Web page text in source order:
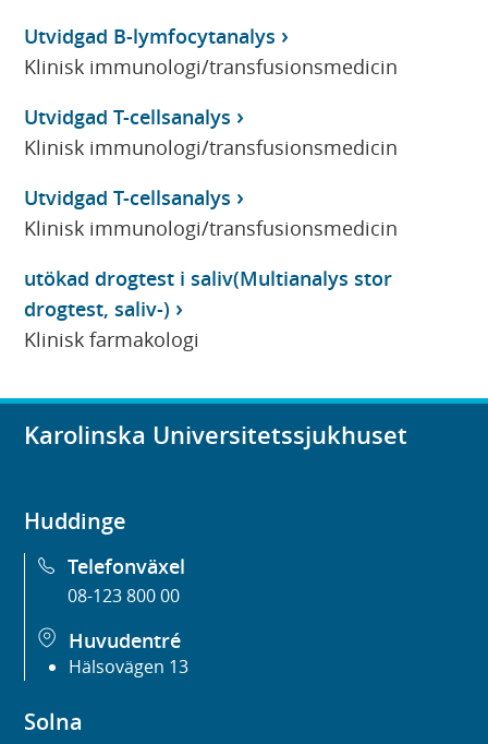
Utvidgad B-lymfocytanalys
Klinisk immunologi/transfusionsmedicin
Utvidgad T-cellsanalys
Klinisk immunologi/transfusionsmedicin
Utvidgad T-cellsanalys
Klinisk immunologi/transfusionsmedicin
utökad drogtest i saliv(Multianalys stor
drogtest, saliv-)
Klinisk farmakologi
Karolinska Universitetssjukhuset
Huddinge
Telefonväxel
08-123 800 00
Huvudentré
Hälsovägen 13
Solna